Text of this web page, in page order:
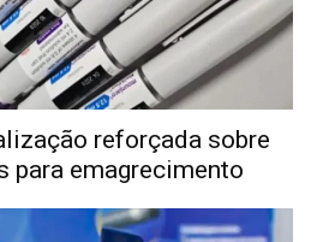
reforçada sobre
para emagrecimento